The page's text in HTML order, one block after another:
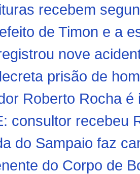
recebem
de Timon e a
nove
prisão de
Roberto Rocha
consultor recebeu
do Sampaio faz
do Corpo de